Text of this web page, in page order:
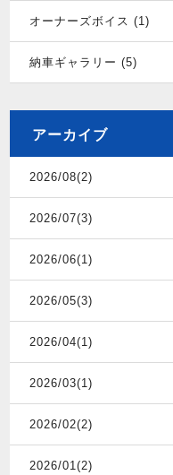
オーナーズボイス (1)
納車ギャラリー (5)
アーカイブ
2026/08(2)
2026/07(3)
2026/06(1)
2026/05(3)
2026/04(1)
2026/03(1)
2026/02(2)
2026/01(2)